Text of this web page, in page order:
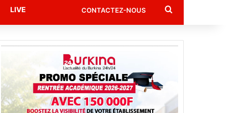
LIVE CONTACTEZ-NOUS Rechercher